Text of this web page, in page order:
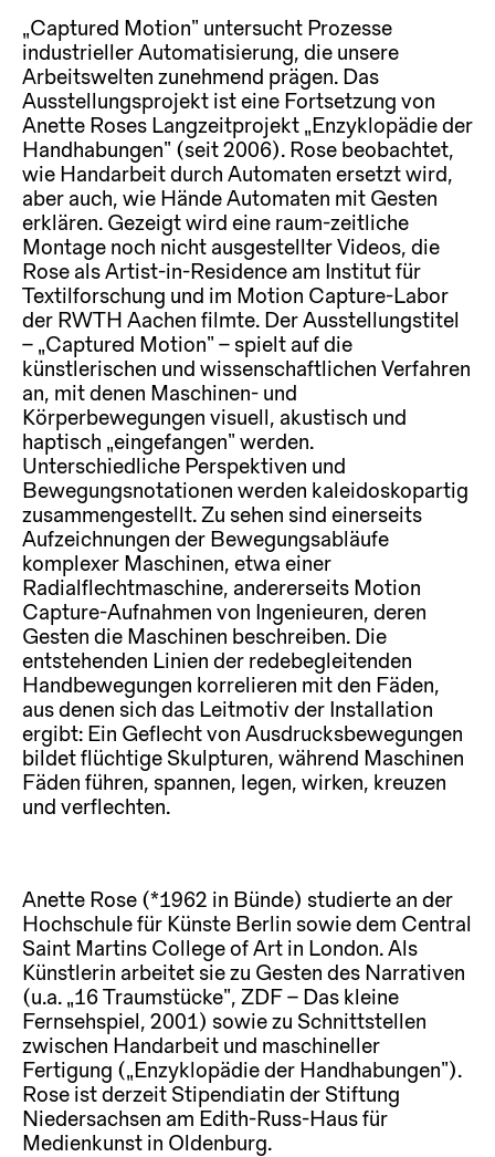
„Captured Motion“ untersucht Prozesse
industrieller Automatisierung, die unsere
Arbeitswelten zunehmend prägen. Das
Ausstellungsprojekt ist eine Fortsetzung von
Anette Roses Langzeitprojekt „Enzyklopädie der
Handhabungen“ (seit 2006). Rose beobachtet,
wie Handarbeit durch Automaten ersetzt wird,
aber auch, wie Hände Automaten mit Gesten
erklären. Gezeigt wird eine raum-zeitliche
Montage noch nicht ausgestellter Videos, die
Rose als Artist-in-Residence am Institut für
Textilforschung und im Motion Capture-Labor
der RWTH Aachen filmte. Der Ausstellungstitel
– „Captured Motion“ – spielt auf die
künstlerischen und wissenschaft­lichen Verfahren
an, mit denen Maschinen- und
Körperbewegungen visuell, akustisch und
haptisch „eingefangen“ werden.
Unterschiedliche Perspektiven und
Bewegungsnotationen werden kaleidoskopartig
zusammengestellt. Zu sehen sind einerseits
Aufzeichnungen der Bewegungsabläufe
komplexer Maschinen, etwa einer
Radialflechtmaschine, andererseits Motion
Capture-Aufnahmen von Ingenieuren, deren
Gesten die Maschinen beschreiben. Die
entstehenden Linien der redebegleitenden
Handbewegungen korrelieren mit den Fäden,
aus denen sich das Leitmotiv der Installation
ergibt: Ein Geflecht von Ausdrucksbewegungen
bildet flüchtige Skulpturen, während Maschinen
Fäden führen, spannen, legen, wirken, kreuzen
und verflechten.
Anette Rose (*1962 in Bünde) studierte an der
Hochschule für Künste Berlin sowie dem Central
Saint Martins College of Art in London. Als
Künstlerin arbeitet sie zu Gesten des Narrativen
(u.a. „16 Traumstücke“, ZDF – Das kleine
Fernsehspiel, 2001) sowie zu Schnittstellen
zwischen Handarbeit und maschineller
Fertigung („Enzyklopädie der Handhabungen“).
Rose ist derzeit Stipendiatin der Stiftung
Niedersachsen am Edith-Russ-Haus für
Medienkunst in Oldenburg.